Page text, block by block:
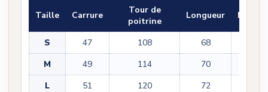
Taille Carrure
Tour de
poitrine
Longueur
S 47 108 68
M
49 114 70
L
51 120 72